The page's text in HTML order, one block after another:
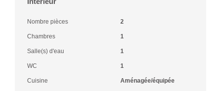
Nombre pièces 2
Chambres 1
Salle(s) d'eau 1
WC 1
Cuisine Aménagée/équipée